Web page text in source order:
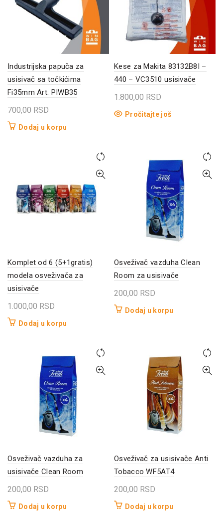
Industrijska papuča za
usisivač sa točkićima
Fi35mm Art. PIWB35
700,00 RSD
Dodaj u korpu
Kese za Makita 83132B8I –
440 – VC3510 usisivače
1.800,00 RSD
Pročitajte još
Komplet od 6 (5+1gratis)
modela osveživača za
usisivače
1.000,00 RSD
Dodaj u korpu
Osveživač vazduha Clean
Room za usisivače
200,00 RSD
Dodaj u korpu
Osveživač vazduha za
usisivače Clean Room
200,00 RSD
Dodaj u korpu
Osveživač za usisivače Anti
Tobacco WF5AT4
200,00 RSD
Dodaj u korpu